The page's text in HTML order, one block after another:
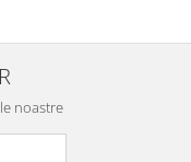
noastre